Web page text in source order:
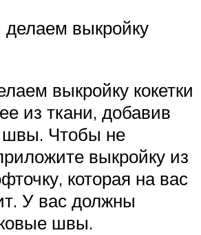
выкройку
выкройку кокетки
из ткани, добавив
швы. Чтобы не
выкройку из
которая на вас
У вас должны
швы.